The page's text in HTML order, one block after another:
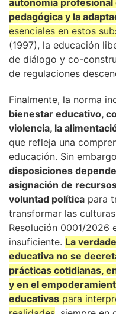
autonomía
pedagógica y la
esenciales en estos
(1997), la educación
de diálogo y co-
de regulaciones
Finalmente, la norma
bienestar educativo,
violencia, la
que refleja una
educación. Sin
disposiciones
asignación de
voluntad política para
transformar las
Resolución 0001/2026
insuficiente. La
educativa no se
prácticas cotidianas,
y en el
educativas para